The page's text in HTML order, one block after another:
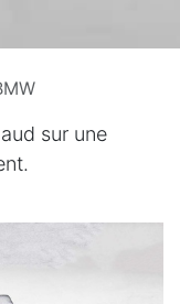
sur une